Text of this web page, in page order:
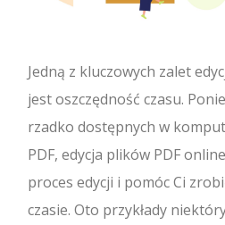
Jedną z kluczowych zalet
jest oszczędność czasu.
rzadko dostępnych w
PDF, edycja plików PDF
proces edycji i pomóc Ci
czasie. Oto przykłady